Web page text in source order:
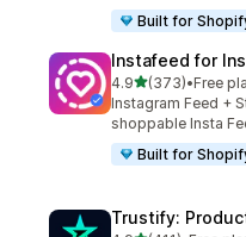
Built for
Instafeed for
4.9滿分 5 顆星
(373)
共有 373 則評價
•Free
Instagram Feed +
shoppable Insta
Built for
Trustify: